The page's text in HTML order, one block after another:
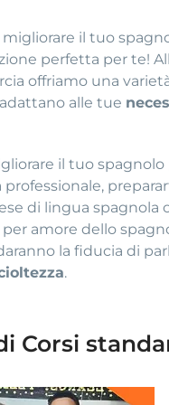
il tuo
perfetta per te!
offriamo una
alle tue
il tuo spagnolo
professionale,
di lingua spagnola
amore dello
la fiducia di
.
Corsi
Fascia